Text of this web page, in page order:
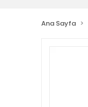
Ana Sayfa